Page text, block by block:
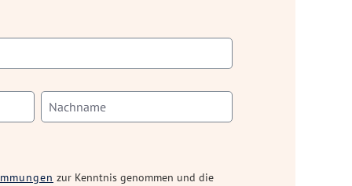
zur Kenntnis genommen und die